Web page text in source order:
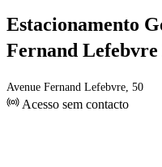
Estacionamento
Fernand
Avenue Fernand Lefebvre, 50
Acesso sem contacto